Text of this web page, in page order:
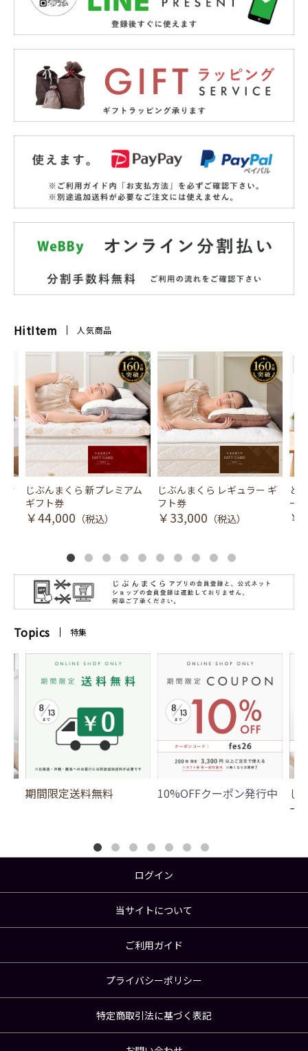
HitItem 人気商品
冷
じぶんまくら 新プレミアム
ギフト券
￥44,000 （税込）
じぶんまくら レギュラー ギ
フト券
￥33,000 （税込）
と
ース
￥
Topics 特集
期間限定送料無料 10%OFFクーポン発行中
じ
ー
ログイン
当サイトについて
ご利用ガイド
プライバシーポリシー
特定商取引法に基づく表記